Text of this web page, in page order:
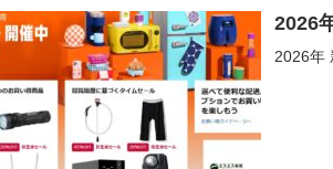
2026
2026年